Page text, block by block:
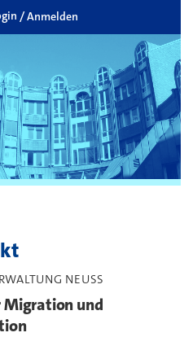
/ Anmelden
NEUSS
und